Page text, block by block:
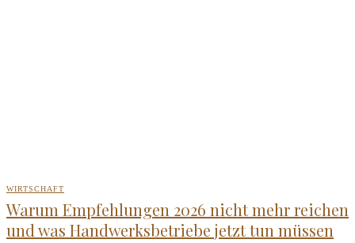
WIRTSCHAFT
Warum Empfehlungen 2026 nicht mehr reichen
und was Handwerksbetriebe jetzt tun müssen